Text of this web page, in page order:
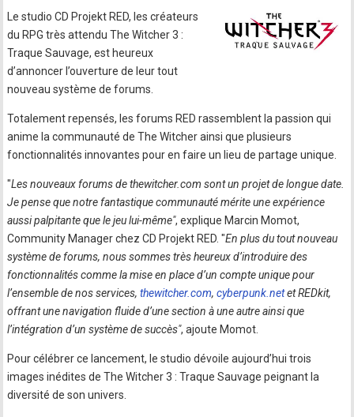
Le studio CD Projekt RED, les créateurs
du RPG très attendu The Witcher 3 :
Traque Sauvage, est heureux
d’annoncer l’ouverture de leur tout
nouveau système de forums.
Totalement repensés, les forums RED rassemblent la passion qui
anime la communauté de The Witcher ainsi que plusieurs
fonctionnalités innovantes pour en faire un lieu de partage unique.
"Les nouveaux forums de thewitcher.com sont un projet de longue date.
Je pense que notre fantastique communauté mérite une expérience
aussi palpitante que le jeu lui-même", explique Marcin Momot,
Community Manager chez CD Projekt RED. "En plus du tout nouveau
système de forums, nous sommes très heureux d’introduire des
fonctionnalités comme la mise en place d’un compte unique pour
l’ensemble de nos services,thewitcher.com,cyberpunk.netet REDkit,
offrant une navigation fluide d’une section à une autre ainsi que
l’intégration d’un système de succès", ajoute Momot.
Pour célébrer ce lancement, le studio dévoile aujourd’hui trois
images inédites de The Witcher 3 : Traque Sauvage peignant la
diversité de son univers.